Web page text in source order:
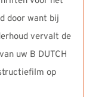
door want bij
vervalt de
uw B DUTCH
op